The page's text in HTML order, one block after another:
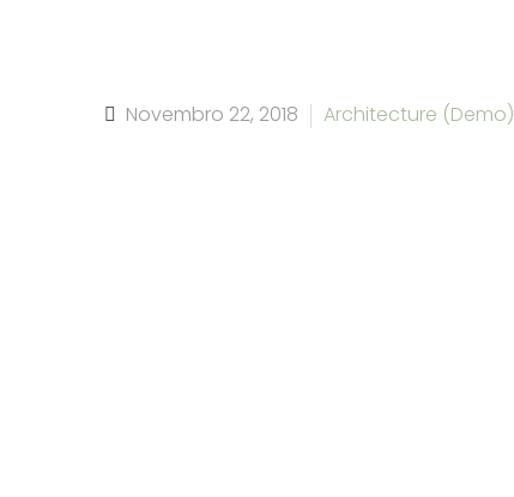
Novembro 22, 2018 Architecture (Demo)